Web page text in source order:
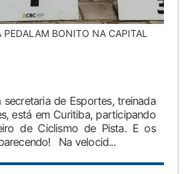
BONITO NA CAPITAL
de Esportes, treinada
está em Curitiba, participando
de Ciclismo de Pista. E os
Na velocid...